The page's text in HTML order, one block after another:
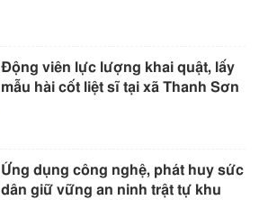
Động viên lực lượng khai quật, lấy
mẫu hài cốt liệt sĩ tại xã Thanh Sơn
Ứng dụng công nghệ, phát huy sức
dân giữ vững an ninh trật tự khu